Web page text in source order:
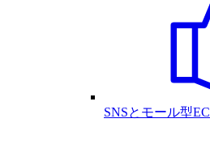
SNSとモール型EC